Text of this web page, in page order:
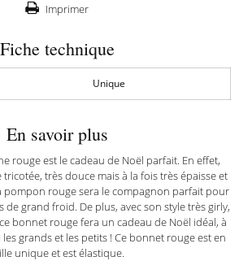
Imprimer
Fiche technique
Unique
En savoir plus
rouge est le cadeau de Noël parfait. En effet,
tricotée, très douce mais à la fois très épaisse et
pompon rouge sera le compagnon parfait pour
grand froid. De plus, avec son style très girly,
bonnet rouge fera un cadeau de Noël idéal, à
grands et les petits ! Ce bonnet rouge est en
unique et est élastique.